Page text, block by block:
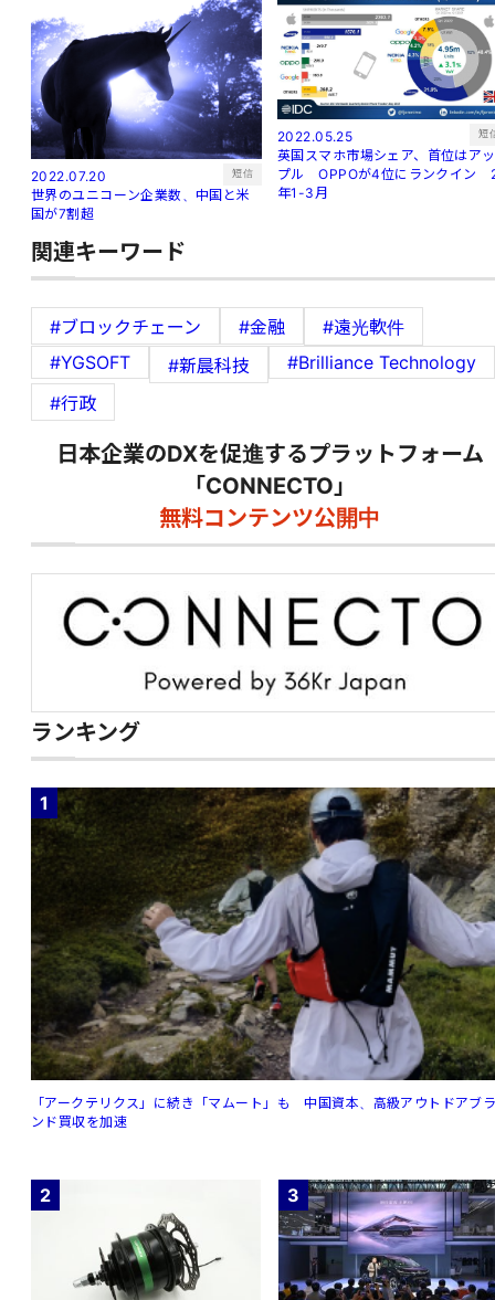
2022.07.20 短信
世界のユニコーン企業数、中国と米
国が7割超
2022.05.25 短
英国スマホ市場シェア、首位はアッ
プル OPPOが4位にランクイン
年1-3月
関連キーワード
#ブロックチェーン #金融
#遠光軟件
#YGSOFT
#新晨科技
#Brilliance Technology
#行政
日本企業のDXを促進するプラットフォーム
「CONNECTO」
無料コンテンツ公開中
ランキング
1
「アークテリクス」に続き「マムート」も 中国資本、高級アウトドアブ
ンド買収を加速
2 3